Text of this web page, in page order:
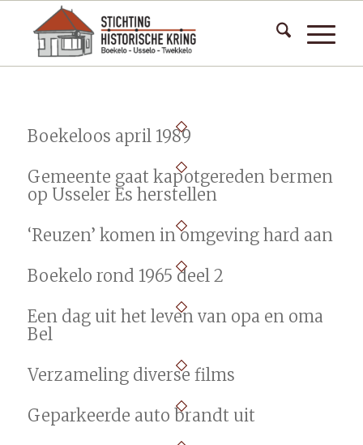
Boekeloos april 1989
Gemeente gaat kapotgereden bermen
op Usseler Es herstellen
‘Reuzen’ komen in omgeving hard aan
Boekelo rond 1965 deel 2
Een dag uit het leven van opa en oma
Bel
Verzameling diverse films
Geparkeerde auto brandt uit